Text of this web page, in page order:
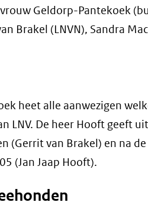
Geldorp-Pantekoek
Brakel (LNVN), Sandra
heet alle aanwezigen
LNV. De heer Hooft geeft
(Gerrit van Brakel) en na
(Jan Jaap Hooft).